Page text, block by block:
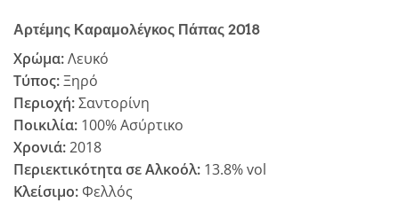
Αρτέμης Καραμολέγκος Πάπας 2018
Χρώμα:Λευκό
Τύπος:Ξηρό
Περιοχή:Σαντορίνη
Ποικιλία: 100% Ασύρτικο
Χρονιά:2018
Περιεκτικότητα σε Αλκοόλ: 13.8% vol
Κλείσιμο:Φελλός